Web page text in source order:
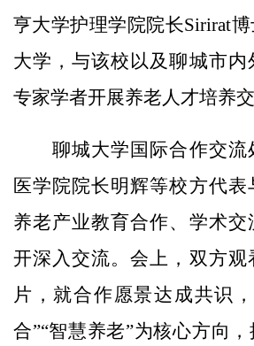
亨大学护理学院院长Sirirat
大学，与该校以及聊城市内
专家学者开展养老人才培养交
聊城大学国际合作交流
医学院院长明辉等校方代
养老产业教育合作、学术交
开深入交流。会上，双方观
片，就合作愿景达成共识
合”“智慧养老”为核心方向